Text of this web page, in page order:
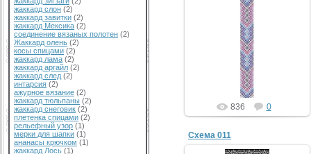
жаккард слон (2)
жаккард завитки (2)
жаккард Мексика (2)
соединение вязаных полотен (2)
Жаккард олень (2)
косы спицами (2)
жаккард лама (2)
жаккард аргайл (2)
жаккард след (2)
интарсия (2)
ажурное вязание (2)
жаккард тюльпаны (2)
жаккард снеговик (2)
плетенка спицами (2)
рельефный узор (1)
мерки для шапки (1)
ананасы крючком (1)
жаккард Лось (1)
836 0
Схема 011